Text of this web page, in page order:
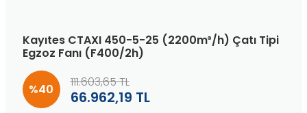
Kayıtes CTAXI 450-5-25 (2200m³/h) Çatı Tipi
Egzoz Fanı (F400/2h)
%40 66.962,19 TL
111.603,65 TL